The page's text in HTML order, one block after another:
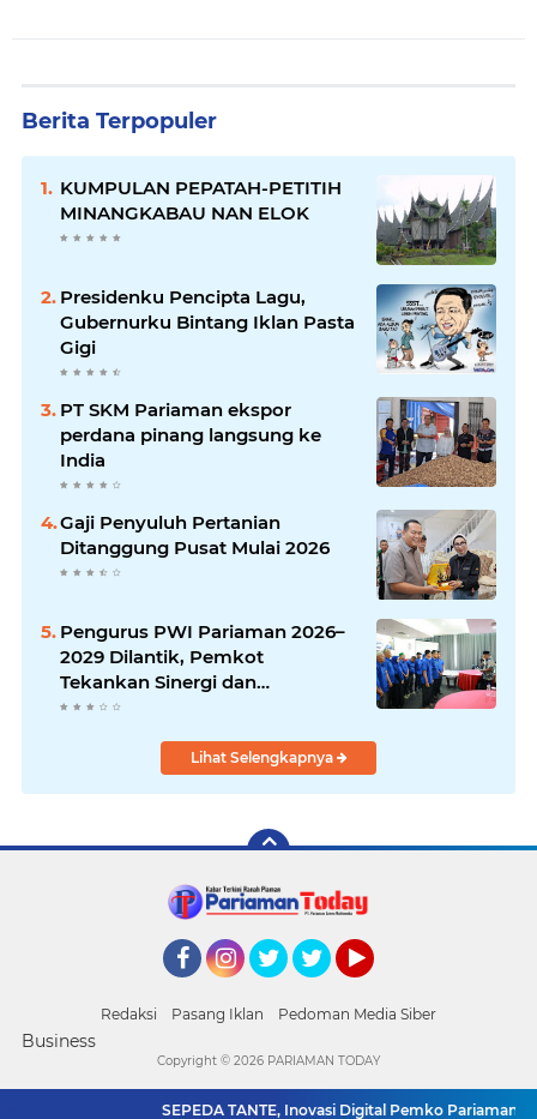
Berita Terpopuler
KUMPULAN PEPATAH-PETITIH
MINANGKABAU NAN ELOK
Presidenku Pencipta Lagu,
Gubernurku Bintang Iklan Pasta
Gigi
PT SKM Pariaman ekspor
perdana pinang langsung ke
India
Gaji Penyuluh Pertanian
Ditanggung Pusat Mulai 2026
Pengurus PWI Pariaman 2026–
2029 Dilantik, Pemkot
Tekankan Sinergi dan
Profesionalisme Pers
Lihat Selengkapnya
Redaksi Pasang Iklan Pedoman Media Siber
Business
SEPEDA TANTE, Inovasi Digital Pemko Pariaman
Copyright © 2026 PARIAMAN TODAY